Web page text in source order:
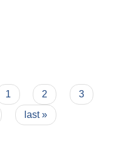
1 2
3
last »